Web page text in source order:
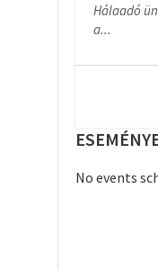
Hálaadó
a...
No events